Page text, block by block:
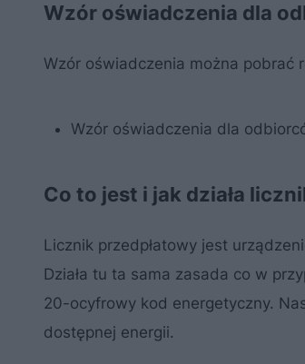
Wzór oświadczenia dla
Wzór oświadczenia można pobrać
Wzór oświadczenia dla
Co to jest i jak działa
Licznik przedpłatowy jest
Działa tu ta sama zasada co w
20-ocyfrowy kod energetyczny.
dostępnej energii.